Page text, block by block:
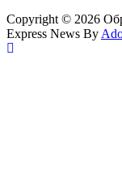
Copyright © 2026
Express News By